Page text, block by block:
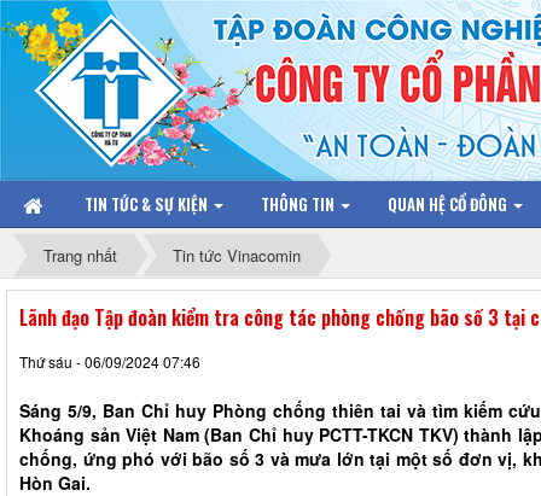
TIN TỨC & SỰ KIỆN THÔNG TIN QUAN HỆ CỔ ĐÔNG
Trang nhất Tin tức Vinacomin
Lãnh đạo Tập đoàn kiểm tra công tác phòng chống bão số 3 tại
Thứ sáu - 06/09/2024 07:46
Sáng 5/9, Ban Chỉ huy Phòng chống thiên tai và tìm kiếm
Khoáng sản Việt Nam (Ban Chỉ huy PCTT-TKCN TKV) thành
chống, ứng phó với bão số 3 và mưa lớn tại một số đơn vị,
Hòn Gai.